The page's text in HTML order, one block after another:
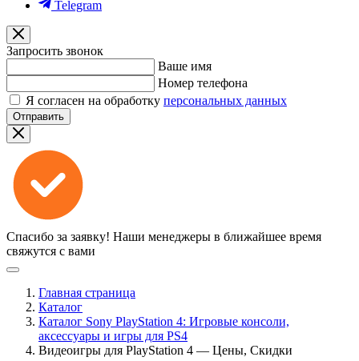
Telegram
Запросить звонок
Ваше имя
Номер телефона
Я согласен на обработку персональных данных
Отправить
Спасибо за заявку! Наши менеджеры в ближайшее время
свяжутся с вами
Главная страница
Каталог
Каталог Sony PlayStation 4: Игровые консоли,
аксессуары и игры для PS4
Видеоигры для PlayStation 4 — Цены, Скидки